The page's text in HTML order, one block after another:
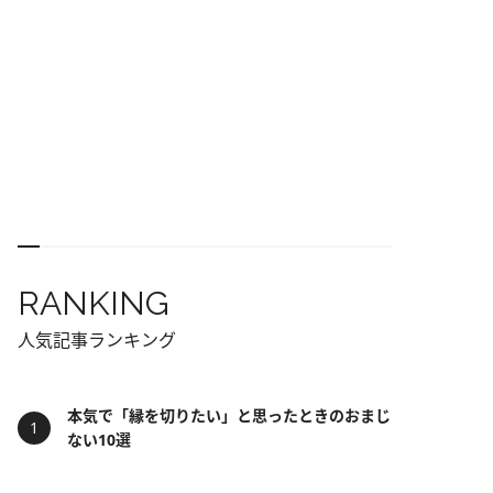
RANKING
人気記事ランキング
本気で「縁を切りたい」と思ったときのおまじ
ない10選